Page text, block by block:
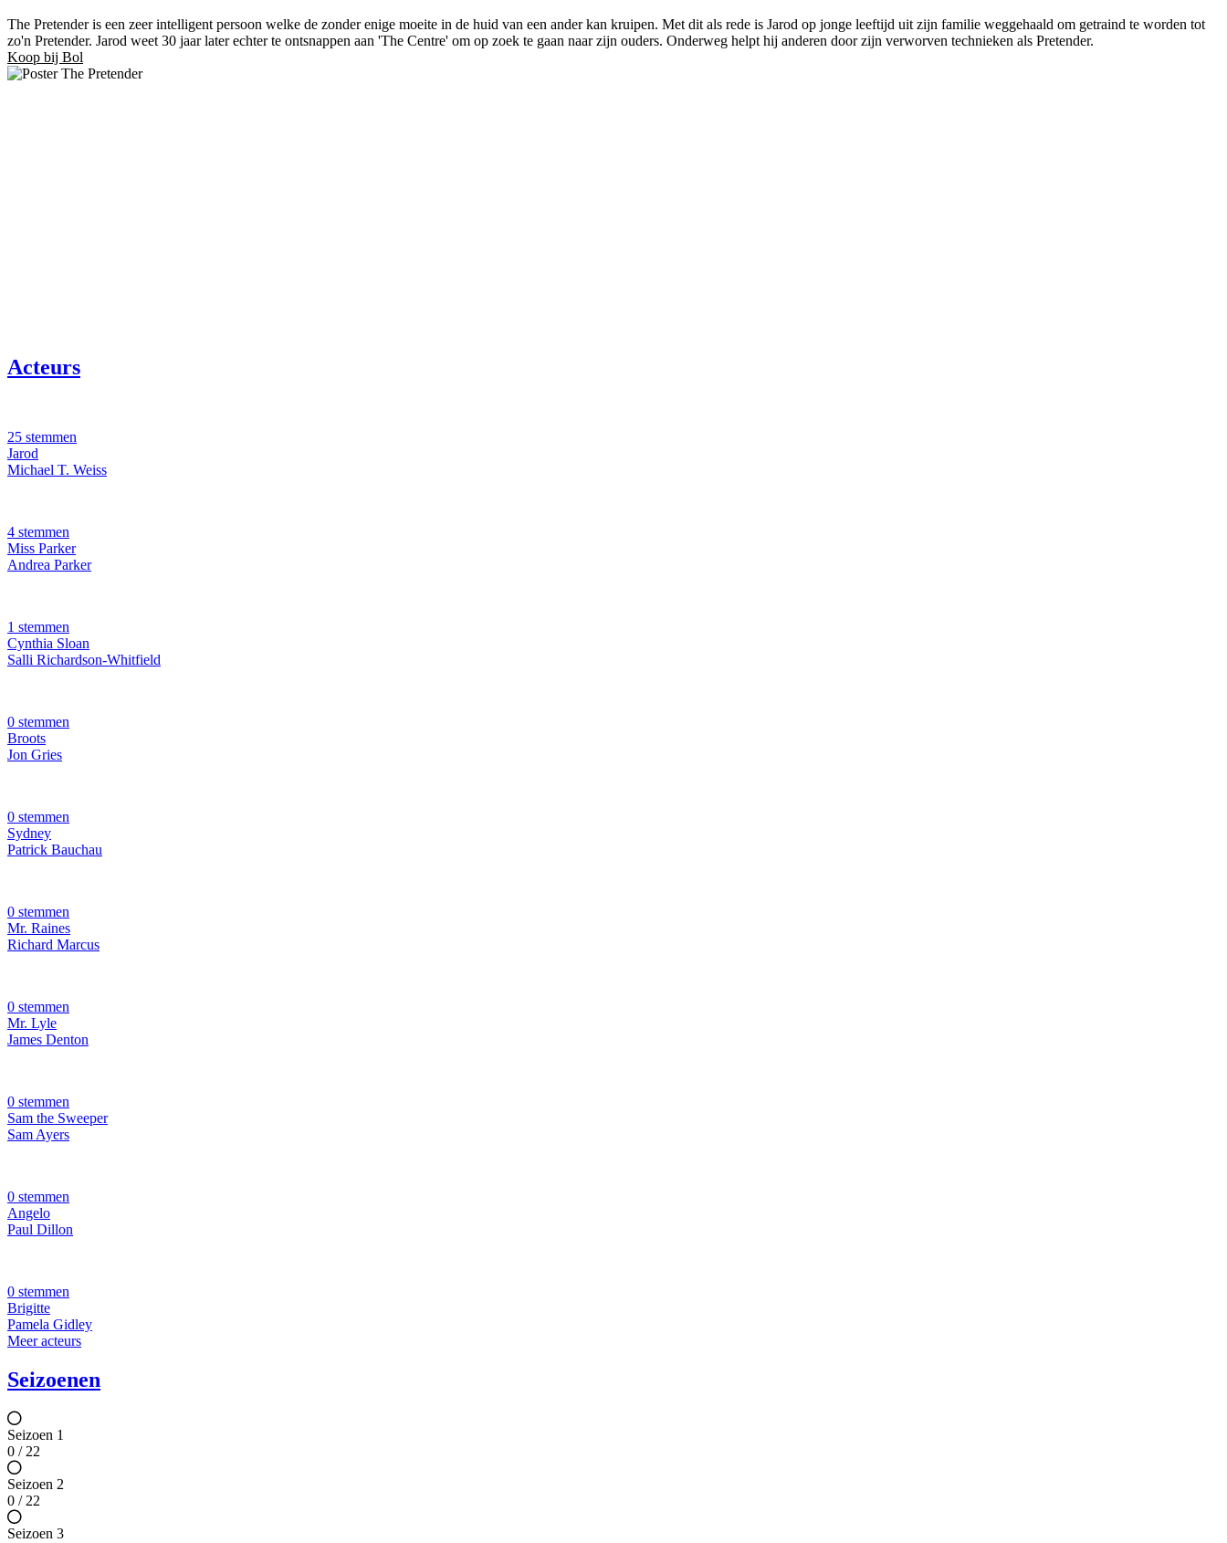
The Pretender is een zeer intelligent persoon welke de zonder enige moeite in de huid van een ander kan kruipen. Met dit als rede is Jarod op jonge leeftijd uit zijn familie weggehaald om getraind te worden tot
zo'n Pretender. Jarod weet 30 jaar later echter te ontsnappen aan 'The Centre' om op zoek te gaan naar zijn ouders. Onderweg helpt hij anderen door zijn verworven technieken als Pretender.
Koop bij Bol
Acteurs
25 stemmen
Jarod
Michael T. Weiss
4 stemmen
Miss Parker
Andrea Parker
1 stemmen
Cynthia Sloan
Salli Richardson-Whitfield
0 stemmen
Broots
Jon Gries
0 stemmen
Sydney
Patrick Bauchau
0 stemmen
Mr. Raines
Richard Marcus
0 stemmen
Mr. Lyle
James Denton
0 stemmen
Sam the Sweeper
Sam Ayers
0 stemmen
Angelo
Paul Dillon
0 stemmen
Brigitte
Pamela Gidley
Meer acteurs
Seizoenen
Seizoen 1
0 / 22
Seizoen 2
0 / 22
Seizoen 3